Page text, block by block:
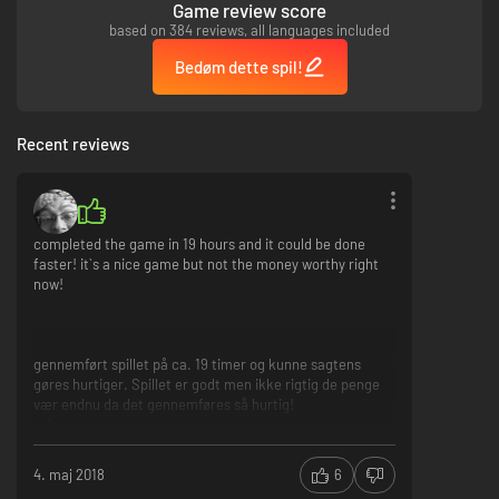
Game review score
based on 384 reviews, all languages included
Bedøm dette spil!
Recent reviews
completed the game in 19 hours and it could be done
faster! it`s a nice game but not the money worthy right
now!
gennemført spillet på ca. 19 timer og kunne sagtens
gøres hurtiger. Spillet er godt men ikke rigtig de penge
vær endnu da det gennemføres så hurtig!
gameplay the hours there was/gameplay de timer der
nu var
4. maj 2018 6